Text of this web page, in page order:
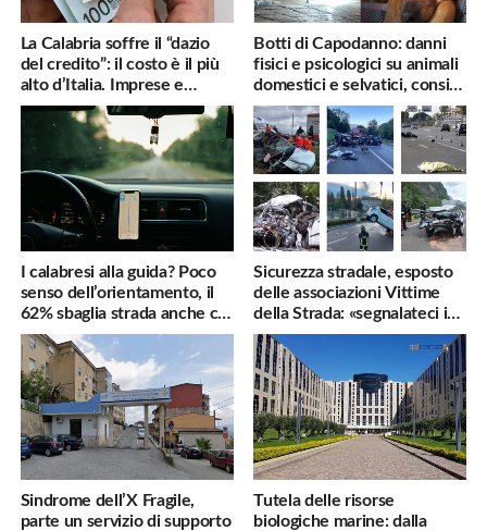
La Calabria soffre il “dazio
del credito”: il costo è il più
alto d’Italia. Imprese e
famiglie penalizzate
Botti di Capodanno: danni
fisici e psicologici su animali
domestici e selvatici, consigli
utili
I calabresi alla guida? Poco
senso dell’orientamento, il
62% sbaglia strada anche col
navigatore
Sicurezza stradale, esposto
delle associazioni Vittime
della Strada: «segnalateci i
pericoli, interverremo
subito»
Sindrome dell’X Fragile,
parte un servizio di supporto
Tutela delle risorse
biologiche marine: dalla